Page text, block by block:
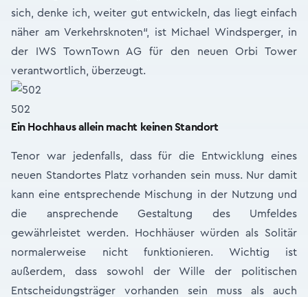
sich, denke ich, weiter gut entwickeln, das liegt einfach
näher am Verkehrsknoten“, ist Michael Windsperger, in
der IWS TownTown AG für den neuen Orbi Tower
verantwortlich, überzeugt.
502
Ein Hochhaus allein macht keinen Standort
Tenor war jedenfalls, dass für die Entwicklung eines
neuen Standortes Platz vorhanden sein muss. Nur damit
kann eine entsprechende Mischung in der Nutzung und
die ansprechende Gestaltung des Umfeldes
gewährleistet werden. Hochhäuser würden als Solitär
normalerweise nicht funktionieren. Wichtig ist
außerdem, dass sowohl der Wille der politischen
Entscheidungsträger vorhanden sein muss als auch